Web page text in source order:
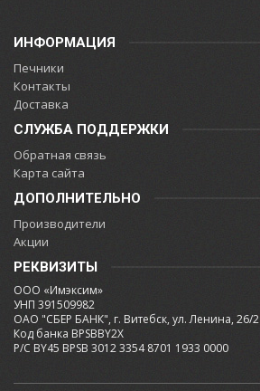
ИНФОРМАЦИЯ
Печники
Контакты
Доставка
СЛУЖБА ПОДДЕРЖКИ
Обратная связь
Карта сайта
ДОПОЛНИТЕЛЬНО
Производители
Акции
РЕКВИЗИТЫ
ООО «Имэксим»
УНП 391509982
ОАО "СБЕР БАНК", г. Витебск, ул. Ленина, 26/2
Код банка BPSBBY2X
Р/С BY45 BPSB 3012 3354 8701 1933 0000